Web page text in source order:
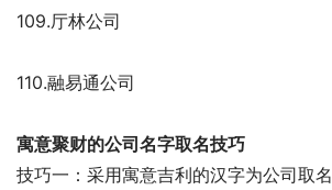
109.厅林公司
110.融易通公司
寓意聚财的公司名字取名技巧
技巧一：采用寓意吉利的汉字为公司取名